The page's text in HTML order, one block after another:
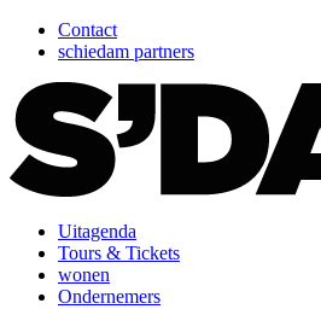
Contact
schiedam partners
Uitagenda
Tours & Tickets
wonen
Ondernemers